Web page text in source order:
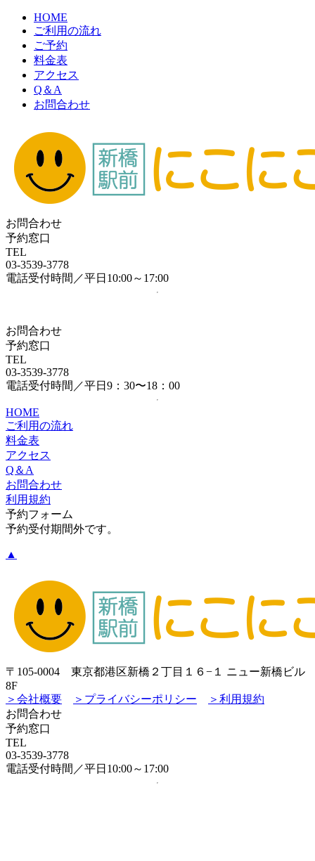
HOME
ご利用の流れ
ご予約
料金表
アクセス
Q＆A
お問合わせ
お問合わせ
予約窓口
TEL
03-3539-3778
電話受付時間／平日10:00～17:00
お問合わせ
予約窓口
TEL
03-3539-3778
電話受付時間／平日9：30〜18：00
HOME
ご利用の流れ
料金表
アクセス
Q＆A
お問合わせ
利用規約
予約フォーム
予約受付期間外です。
▲
〒105-0004 東京都港区新橋２丁目１６−１ ニュー新橋ビル
8F
＞会社概要
＞プライバシーポリシー
＞利用規約
お問合わせ
予約窓口
TEL
03-3539-3778
電話受付時間／平日10:00～17:00